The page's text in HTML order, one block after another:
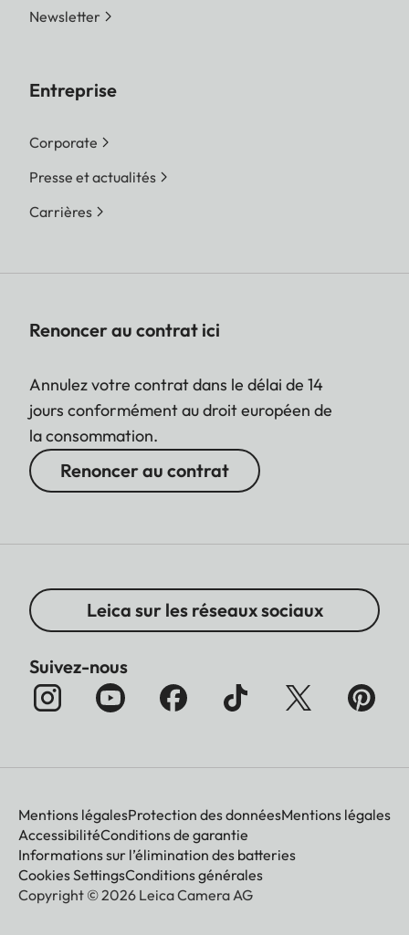
Newsletter
Entreprise
Corporate
Presse et actualités
Carrières
Renoncer au contrat ici
Annulez votre contrat dans le délai de 14
jours conformément au droit européen de
la consommation.
Renoncer au contrat
Leica sur les réseaux sociaux
Suivez-nous
Mentions légalesProtection des donnéesMentions légales
AccessibilitéConditions de garantie
Informations sur l’élimination des batteries
Cookies SettingsConditions générales
Copyright © 2026 Leica Camera AG